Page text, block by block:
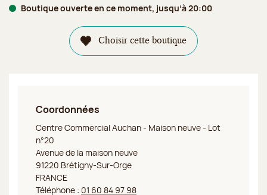
Boutique ouverte en ce moment, jusqu’à 20:00
Choisir cette boutique
Coordonnées
Jeff de Bruges Brétigny sur Orge
Centre Commercial Auchan - Maison neuve - Lot
n°20
Avenue de la maison neuve
91220 Brétigny-Sur-Orge
FRANCE
Téléphone : 01 60 84 97 98